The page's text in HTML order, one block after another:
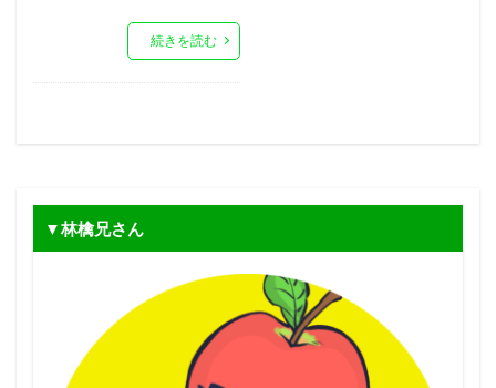
続きを読む
▼林檎兄さん